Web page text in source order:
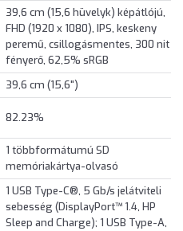
39,6 cm (15,6 hüvelyk) képátlójú,
FHD (1920 x 1080), IPS, keskeny
peremű, csillogásmentes, 300 nit
fényerő, 62,5% sRGB
39,6 cm (15,6")
82.23%
1 többformátumú SD
memóriakártya-olvasó
1 USB Type-C®, 5 Gb/s jelátviteli
sebesség (DisplayPort™ 1.4, HP
Sleep and Charge); 1 USB Type-A,